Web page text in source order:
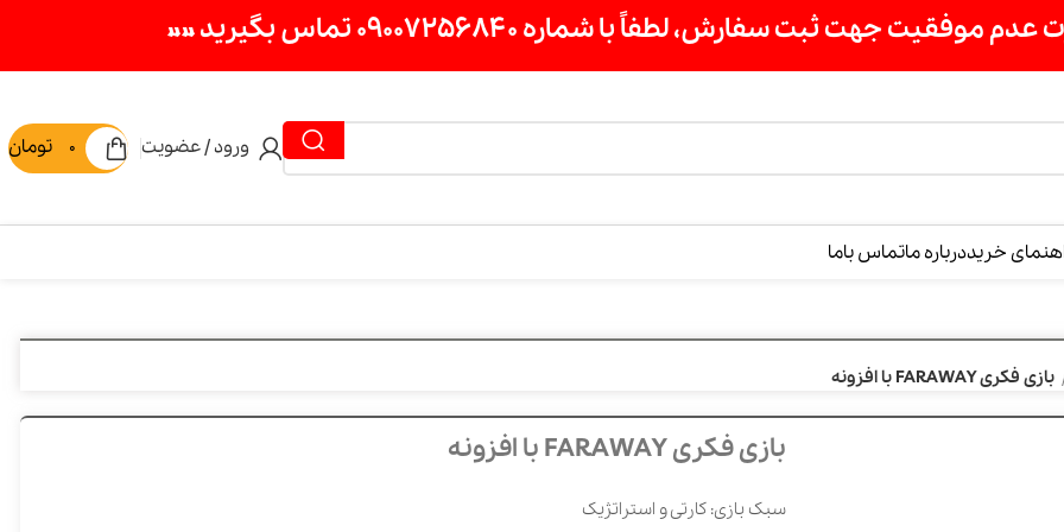
سفارش، لطفاً با شماره 09007256840 تماس بگیرید »»
ورود / عضویت 0 تومان
درباره ماتماس باما
بازی فکری FARAWAY با افزونه
سبک بازی: کارتی و استراتژیک